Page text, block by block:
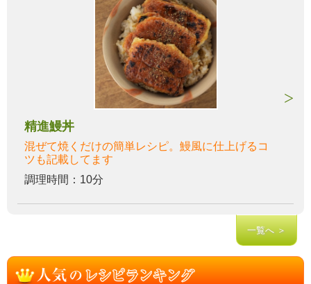
精進鰻丼
混ぜて焼くだけの簡単レシピ。鰻風に仕上げるコ
ツも記載してます
調理時間：10分
一覧へ ＞